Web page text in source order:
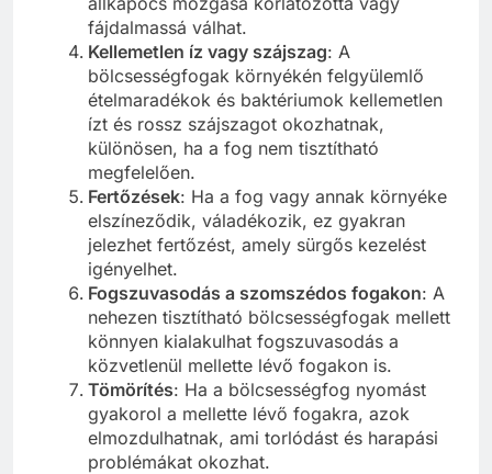
fájdalmassá válhat.
Kellemetlen íz vagy szájszag: A
bölcsességfogak környékén felgyülemlő
ételmaradékok és baktériumok kellemetlen
ízt és rossz szájszagot okozhatnak,
különösen, ha a fog nem tisztítható
megfelelően.
Fertőzések: Ha a fog vagy annak környéke
elszíneződik, váladékozik, ez gyakran
jelezhet fertőzést, amely sürgős kezelést
igényelhet.
Fogszuvasodás a szomszédos fogakon: A
nehezen tisztítható bölcsességfogak mellett
könnyen kialakulhat fogszuvasodás a
közvetlenül mellette lévő fogakon is.
Tömörítés: Ha a bölcsességfog nyomást
gyakorol a mellette lévő fogakra, azok
elmozdulhatnak, ami torlódást és harapási
problémákat okozhat.